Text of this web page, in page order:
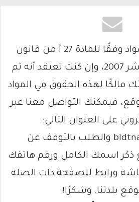
يتم الاستخدام المواد وفقًا للمادة 27 أ من قانون
حقوق التأليف والنشر 2007، وإن كنت تعتقد أنه تم
مالكًا لهذه الحقوق في المواد
فيمكنك التواصل معنا عبر
على العنوان التالي:
bldtna3@gmail.com والطلب بالتوقف عن
ذكر اسمك الكامل ورقم هاتفك
ورابط للصفحة ذات الصلة
بلدتنا. وشكرًا!